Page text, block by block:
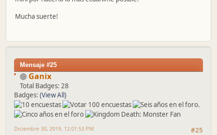
Mucha suerte!
Mensaje #25
Ganix
Total Badges: 28
Badges: (View All)
#25
Diciembre 30, 2019, 12:01:53 PM